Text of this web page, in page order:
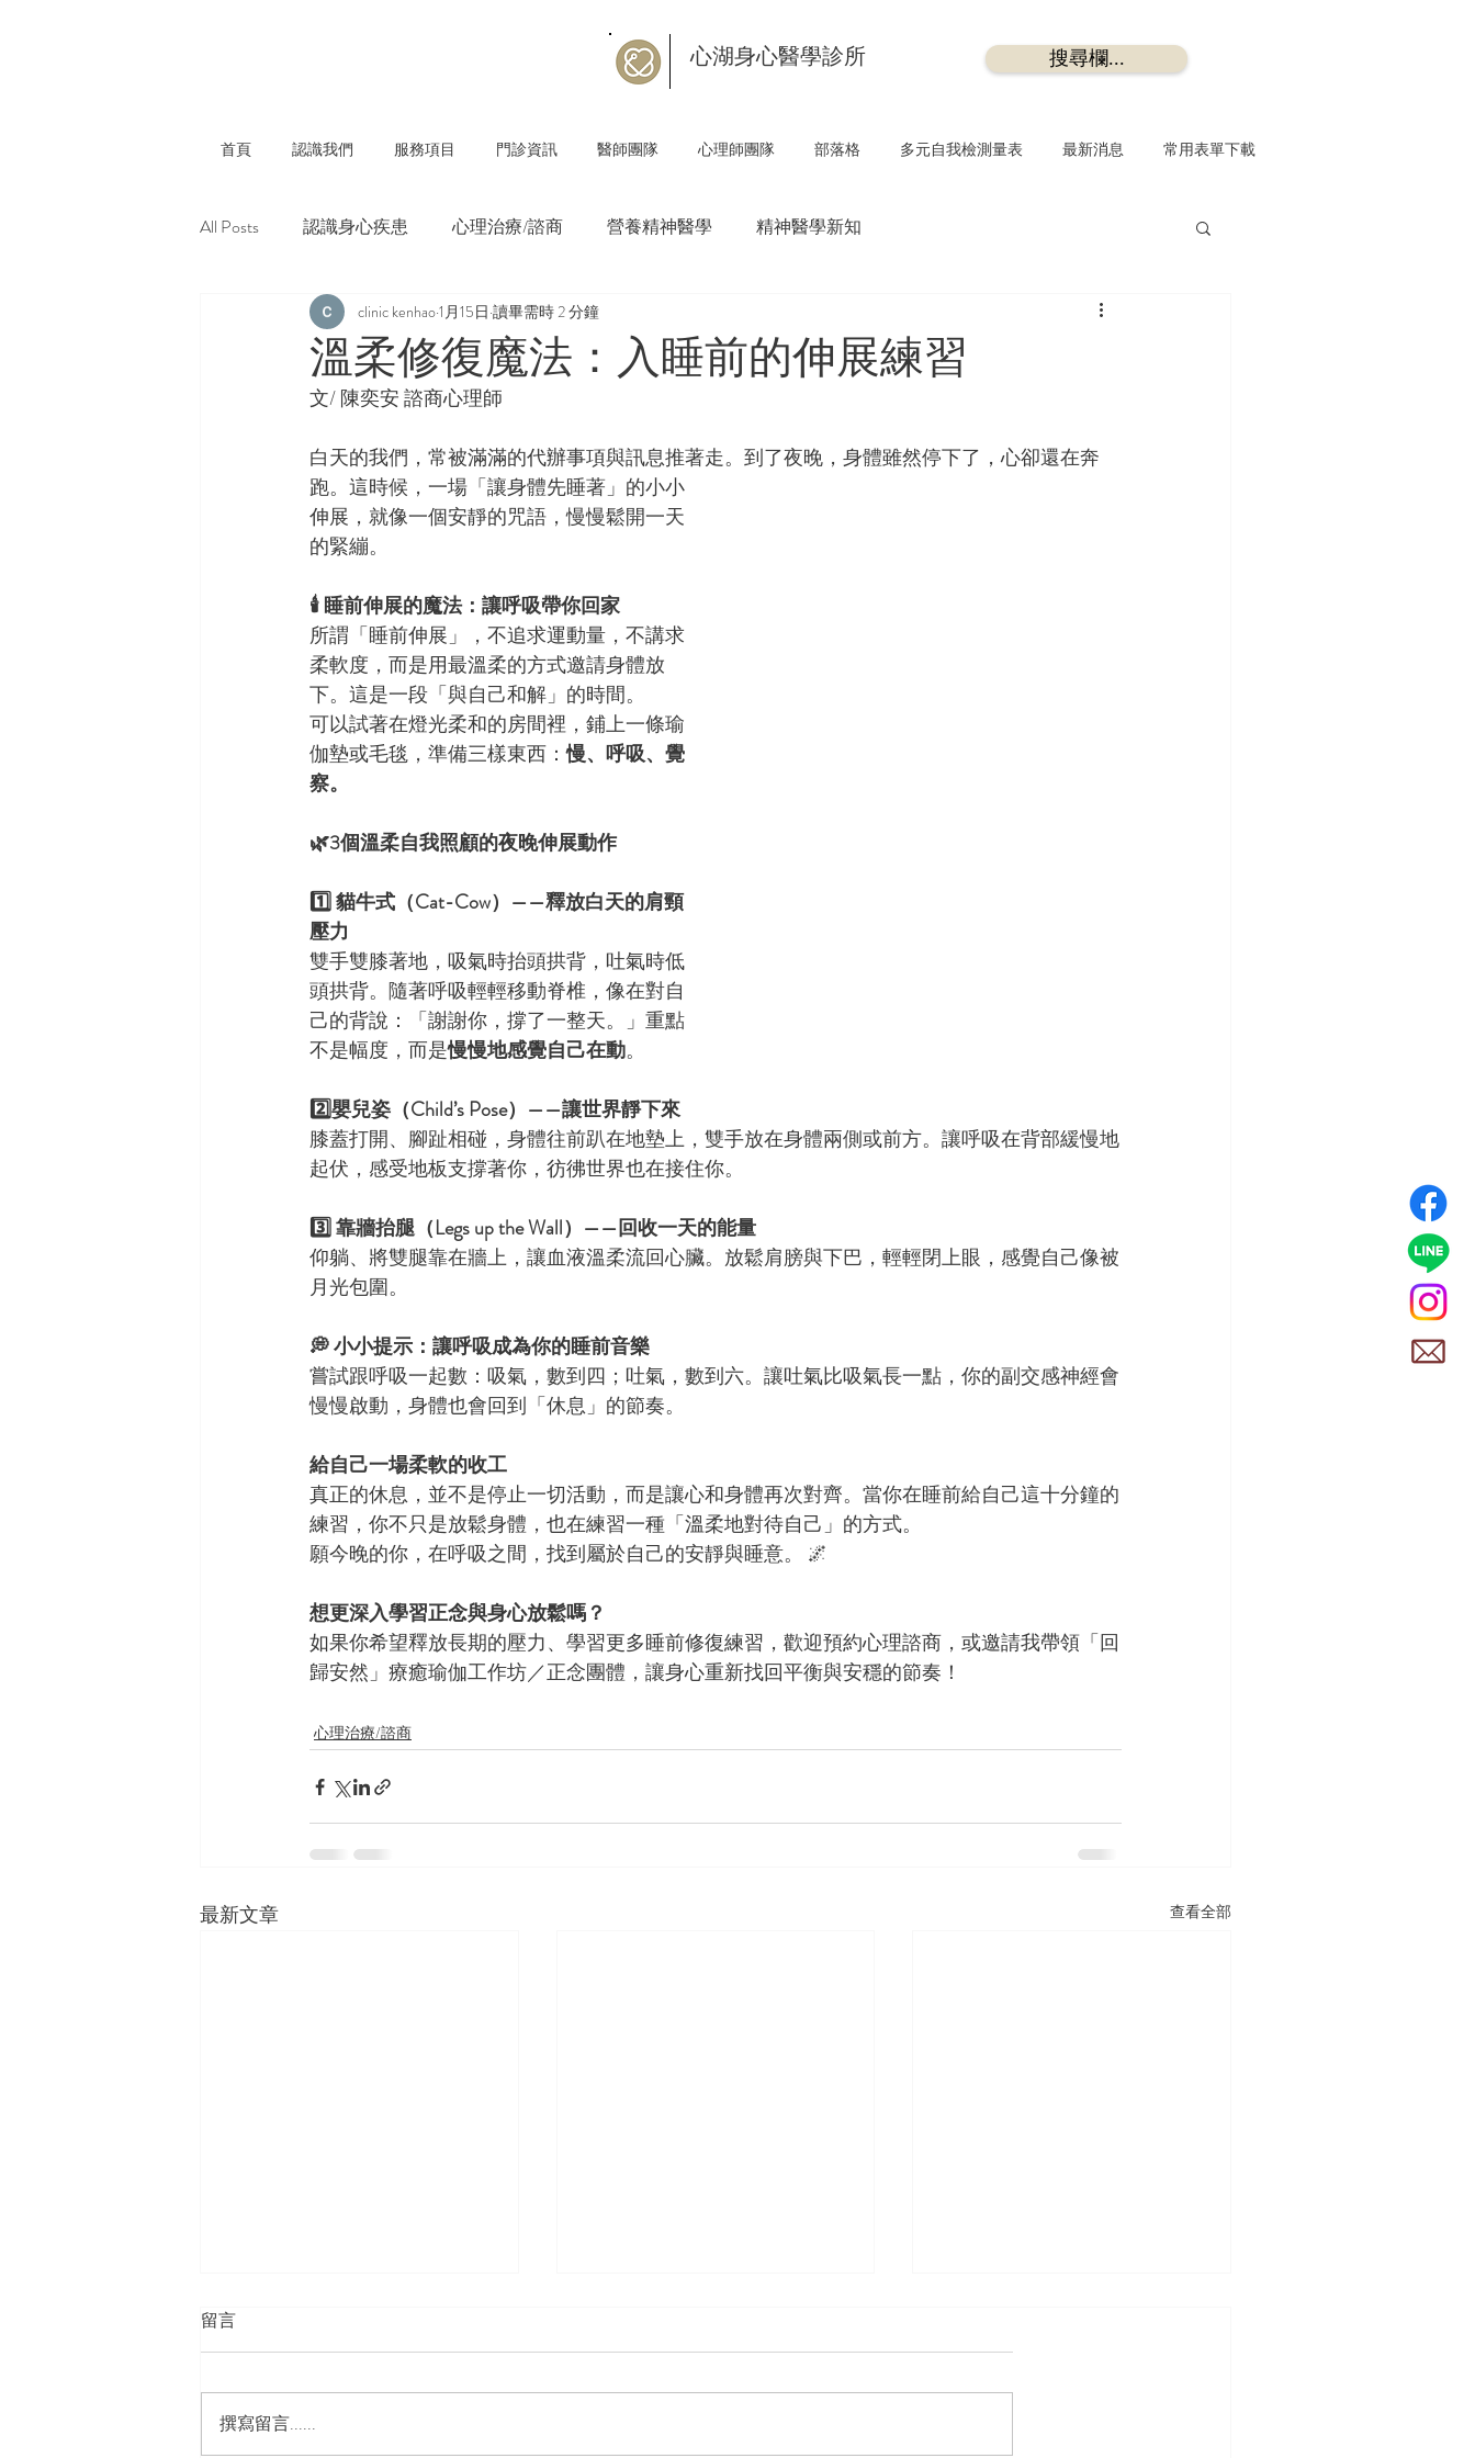
心湖身心醫學診所 搜尋欄...
首頁 認識我們 服務項目 門診資訊 醫師團隊 心理師團隊 部落格 多元自我檢測量表 最新消息 常用表單下載
All Posts 認識身心疾患 心理治療/諮商 營養精神醫學 精神醫學新知
溫柔修復魔法：入睡前的伸展練習
clinic kenhao1月15日 讀畢需時 2 分鐘
文/ 陳奕安 諮商心理師
白天的我們，常被滿滿的代辦事項與訊息推著走。到了夜晚，身體雖然停下了，心卻還在奔
跑。這時候，一場「讓身體先睡著」的小小
伸展，就像一個安靜的咒語，慢慢鬆開一天
的緊繃。
🕯️ 睡前伸展的魔法：讓呼吸帶你回家
所謂「睡前伸展」，不追求運動量，不講求
柔軟度，而是用最溫柔的方式邀請身體放
下。這是一段「與自己和解」的時間。
可以試著在燈光柔和的房間裡，鋪上一條瑜
伽墊或毛毯，準備三樣東西：慢、呼吸、覺
察。
🌿3個溫柔自我照顧的夜晚伸展動作
1️⃣ 貓牛式（Cat-Cow）——釋放白天的肩頸
壓力
雙手雙膝著地，吸氣時抬頭拱背，吐氣時低
頭拱背。隨著呼吸輕輕移動脊椎，像在對自
己的背說：「謝謝你，撐了一整天。」重點
不是幅度，而是慢慢地感覺自己在動。
2️⃣嬰兒姿（Child’s Pose）——讓世界靜下來
膝蓋打開、腳趾相碰，身體往前趴在地墊上，雙手放在身體兩側或前方。讓呼吸在背部緩慢地
起伏，感受地板支撐著你，彷彿世界也在接住你。
3️⃣ 靠牆抬腿（Legs up the Wall）——回收一天的能量
仰躺、將雙腿靠在牆上，讓血液溫柔流回心臟。放鬆肩膀與下巴，輕輕閉上眼，感覺自己像被
月光包圍。
💭 小小提示：讓呼吸成為你的睡前音樂
嘗試跟呼吸一起數：吸氣，數到四；吐氣，數到六。讓吐氣比吸氣長一點，你的副交感神經會
慢慢啟動，身體也會回到「休息」的節奏。
給自己一場柔軟的收工
真正的休息，並不是停止一切活動，而是讓心和身體再次對齊。當你在睡前給自己這十分鐘的
練習，你不只是放鬆身體，也在練習一種「溫柔地對待自己」的方式。
願今晚的你，在呼吸之間，找到屬於自己的安靜與睡意。 🌌
想更深入學習正念與身心放鬆嗎？
如果你希望釋放長期的壓力、學習更多睡前修復練習，歡迎預約心理諮商，或邀請我帶領「回
歸安然」療癒瑜伽工作坊／正念團體，讓身心重新找回平衡與安穩的節奏！
心理治療/諮商
最新文章 查看全部
心受了傷...
留言
撰寫留言......